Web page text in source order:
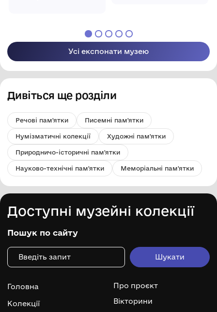
області
області
Усі експонати музею
Дивіться ще розділи
Речові пам'ятки Писемні пам'ятки
Нумізматичні колекції Художні пам'ятки
Природничо-історичні пам'ятки
Науково-технічні пам'ятки Меморіальні пам'ятки
Доступні музейні колекції
Пошук по сайту
Головна
Колекції
Про проєкт
Вікторини